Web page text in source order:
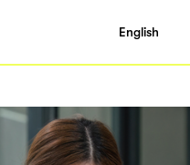
English